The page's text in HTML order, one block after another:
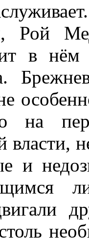
Рой
в нём
на
власти,
и
столь